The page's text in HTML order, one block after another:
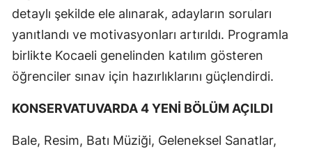
detaylı şekilde ele alınarak, adayların soruları
yanıtlandı ve motivasyonları artırıldı. Programla
birlikte Kocaeli genelinden katılım gösteren
öğrenciler sınav için hazırlıklarını güçlendirdi.
KONSERVATUVARDA 4 YENİ BÖLÜM AÇILDI
Bale, Resim, Batı Müziği, Geleneksel Sanatlar,